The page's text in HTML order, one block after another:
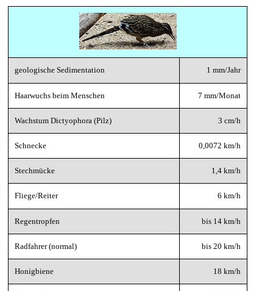
geologische Sedimentation 1 mm/Jahr
Haarwuchs beim Menschen 7 mm/Monat
Wachstum Dictyophora (Pilz) 3 cm/h
Schnecke 0,0072 km/h
Stechmücke 1,4 km/h
Fliege/Reiter 6 km/h
Regentropfen bis 14 km/h
Radfahrer (normal) bis 20 km/h
Honigbiene 18 km/h